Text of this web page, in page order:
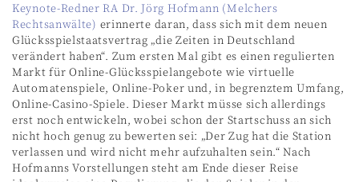
Keynote-Redner RA Dr. Jörg Hofmann (Melchers
Rechtsanwälte) erinnerte daran, dass sich mit dem neuen
Glücksspielstaatsvertrag „die Zeiten in Deutschland
verändert haben“. Zum ersten Mal gibt es einen regulierten
Markt für Online-Glücksspielangebote wie virtuelle
Automatenspiele, Online-Poker und, in begrenztem Umfang,
Online-Casino-Spiele. Dieser Markt müsse sich allerdings
erst noch entwickeln, wobei schon der Startschuss an sich
nicht hoch genug zu bewerten sei: „Der Zug hat die Station
verlassen und wird nicht mehr aufzuhalten sein.“ Nach
Hofmanns Vorstellungen steht am Ende dieser Reise